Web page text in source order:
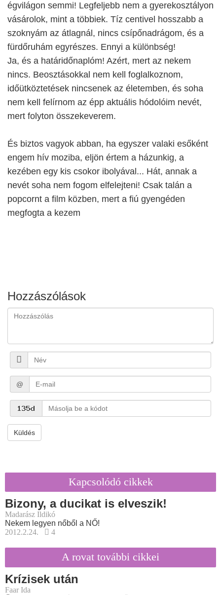
égvilágon semmi! Legfeljebb nem a gyerekosztályon
vásárolok, mint a többiek. Tíz centivel hosszabb a
szoknyám az átlagnál, nincs csípőnadrágom, és a
fürdőruhám egyrészes. Ennyi a különbség!
Ja, és a határidőnaplóm! Azért, mert az nekem
nincs. Beosztásokkal nem kell foglalkoznom,
időütköztetések nincsenek az életemben, és soha
nem kell felírnom az épp aktuális hódolóim nevét,
mert folyton összekeverem.
És biztos vagyok abban, ha egyszer valaki esőként
engem hív moziba, eljön értem a házunkig, a
kezében egy kis csokor ibolyával... Hát, annak a
nevét soha nem fogom elfelejteni! Csak talán a
popcornt a film közben, mert a fiú gyengéden
megfogta a kezem
Hozzászólások
@
Küldés
Kapcsolódó cikkek
Bizony, a ducikat is elveszik!
Madarász Ildikó
Nekem legyen nőből a NŐ!
2012.2.24.
4
A rovat további cikkei
Krízisek után
Faar Ida